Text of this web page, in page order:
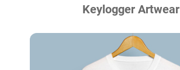
Keylogger Artwear